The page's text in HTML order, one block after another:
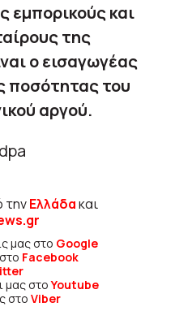
εμπορικούς και
της
ο εισαγωγέας
ποσότητας του
αργού.
τηνΕλλάδακαι
μας στο Google
Facebook
μας στοYoutube
στο Viber